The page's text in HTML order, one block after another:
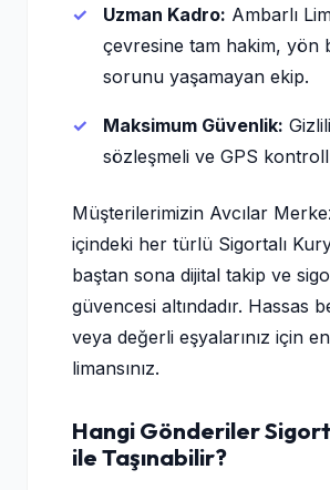
Uzman Kadro: Ambarlı
çevresine tam hakim, yön
sorunu yaşamayan ekip.
Maksimum Güvenlik:
sözleşmeli ve GPS
Müşterilerimizin Avcılar
içindeki her türlü Sigortalı
baştan sona dijital takip ve
güvencesi altındadır. Hassas
veya değerli eşyalarınız için
limansınız.
Hangi Gönderiler
ile Taşınabilir?